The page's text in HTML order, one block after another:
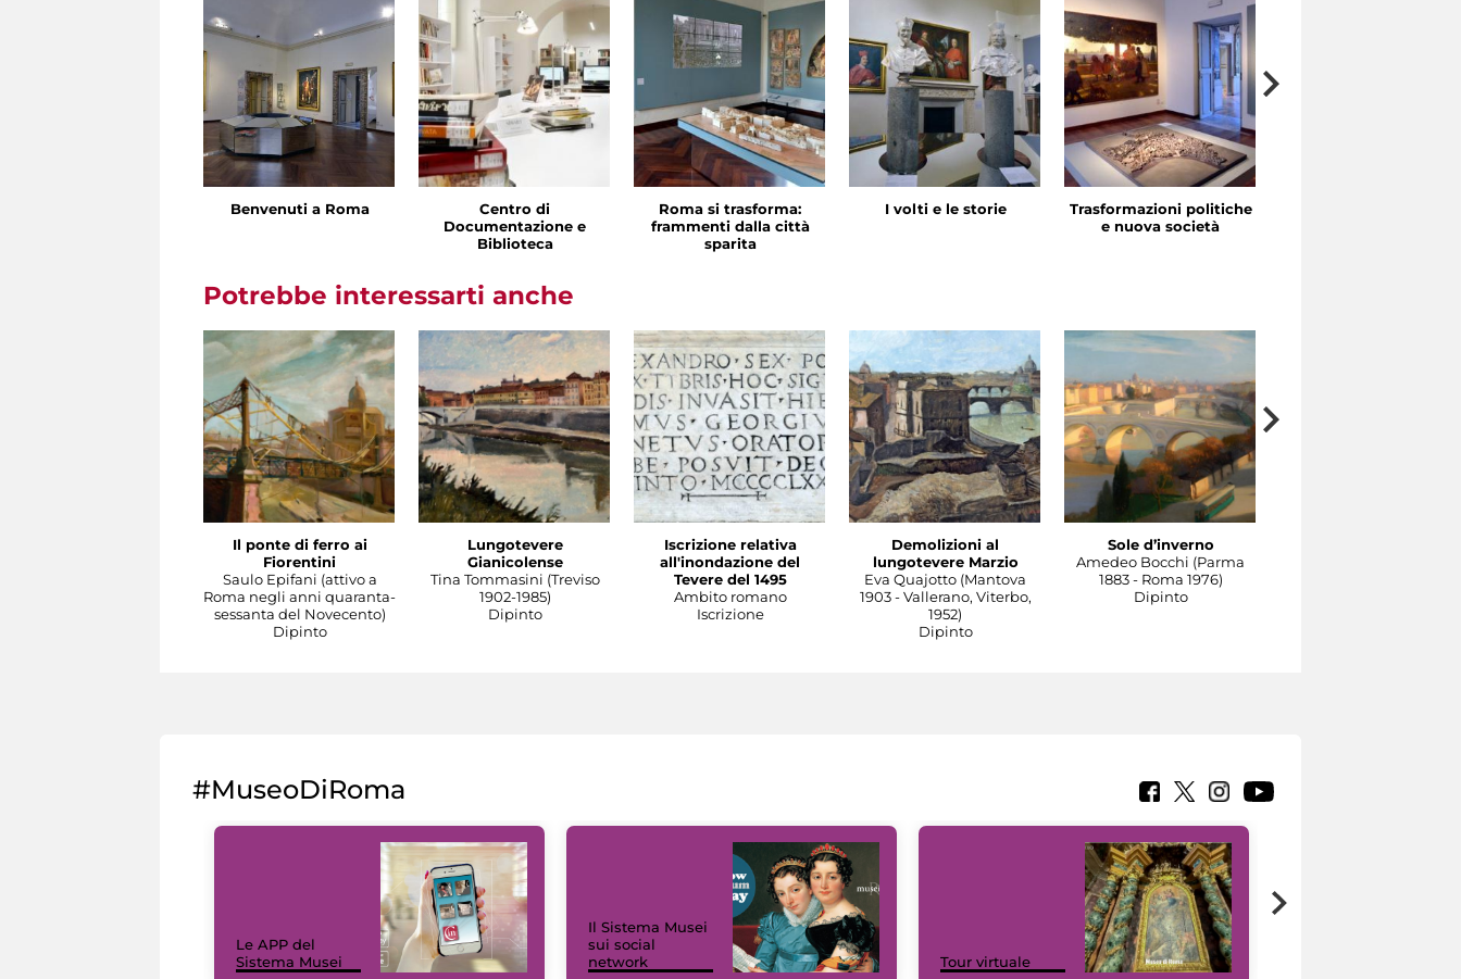
Benvenuti a Roma
Centro di
Documentazione e
Biblioteca
Roma si trasforma:
frammenti dalla città
sparita
I volti e le storie
Trasformazioni politiche
e nuova società
Potrebbe interessarti anche
Il ponte di ferro ai
Fiorentini
Saulo Epifani (attivo a
Roma negli anni quaranta-
sessanta del Novecento)
Dipinto
Lungotevere
Gianicolense
Tina Tommasini (Treviso
1902-1985)
Dipinto
Iscrizione relativa
all'inondazione del
Tevere del 1495
Ambito romano
Iscrizione
Demolizioni al
lungotevere Marzio
Eva Quajotto (Mantova
1903 - Vallerano, Viterbo,
1952)
Dipinto
Sole d’inverno
Amedeo Bocchi (Parma
1883 - Roma 1976)
Dipinto
#MuseoDiRoma
Le APP del
Sistema Musei
Il Sistema Musei
sui social
network
Tour virtuale